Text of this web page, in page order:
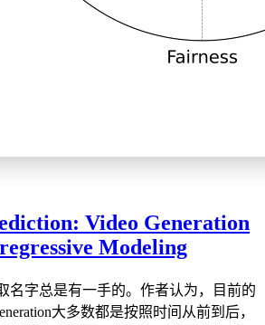
Video Generation
Modeling
名字总是有一手的。作者认为，目前的
大多数都是按照时间从前到后，